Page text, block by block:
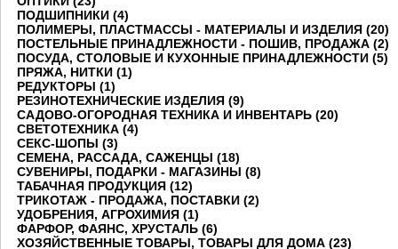
ПОДШИПНИКИ (4)
ПОЛИМЕРЫ, ПЛАСТМАССЫ - МАТЕРИАЛЫ И ИЗДЕЛИЯ (20)
ПОСТЕЛЬНЫЕ ПРИНАДЛЕЖНОСТИ - ПОШИВ, ПРОДАЖА (2)
ПОСУДА, СТОЛОВЫЕ И КУХОННЫЕ ПРИНАДЛЕЖНОСТИ (5)
ПРЯЖА, НИТКИ (1)
РЕДУКТОРЫ (1)
РЕЗИНОТЕХНИЧЕСКИЕ ИЗДЕЛИЯ (9)
САДОВО-ОГОРОДНАЯ ТЕХНИКА И ИНВЕНТАРЬ (20)
СВЕТОТЕХНИКА (4)
СЕКС-ШОПЫ (3)
СЕМЕНА, РАССАДА, САЖЕНЦЫ (18)
СУВЕНИРЫ, ПОДАРКИ - МАГАЗИНЫ (8)
ТАБАЧНАЯ ПРОДУКЦИЯ (12)
ТРИКОТАЖ - ПРОДАЖА, ПОСТАВКИ (2)
УДОБРЕНИЯ, АГРОХИМИЯ (1)
ФАРФОР, ФАЯНС, ХРУСТАЛЬ (6)
ХОЗЯЙСТВЕННЫЕ ТОВАРЫ, ТОВАРЫ ДЛЯ ДОМА (23)